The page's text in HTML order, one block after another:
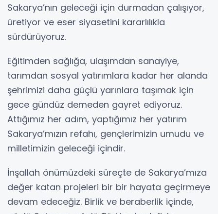
Sakarya’nın geleceği için durmadan çalışıyor,
üretiyor ve eser siyasetini kararlılıkla
sürdürüyoruz.
Eğitimden sağlığa, ulaşımdan sanayiye,
tarımdan sosyal yatırımlara kadar her alanda
şehrimizi daha güçlü yarınlara taşımak için
gece gündüz demeden gayret ediyoruz.
Attığımız her adım, yaptığımız her yatırım
Sakarya’mızın refahı, gençlerimizin umudu ve
milletimizin geleceği içindir.
İnşallah önümüzdeki süreçte de Sakarya’mıza
değer katan projeleri bir bir hayata geçirmeye
devam edeceğiz. Birlik ve beraberlik içinde,